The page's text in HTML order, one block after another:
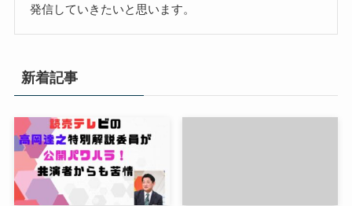
発信していきたいと思います。
新着記事